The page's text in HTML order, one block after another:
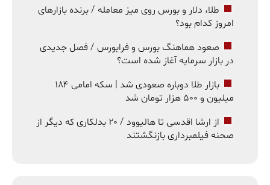
طلا، دلار و بورس روی میز معامله / برنده بازارهای
امروز کدام بود؟
صعود هماهنگ بورس و فرابورس / فصل جدیدی
در بازار سرمایه آغاز شده است؟
بازار طلا دوباره صعودی شد | سکه امامی ۱۸۴
میلیون و ۵۰۰ هزار تومان شد
از ارشا اقدسی تا هالیوود / ۲۰ بدلکاری که دیگر از
صحنه فیلمبرداری بازنگشتند